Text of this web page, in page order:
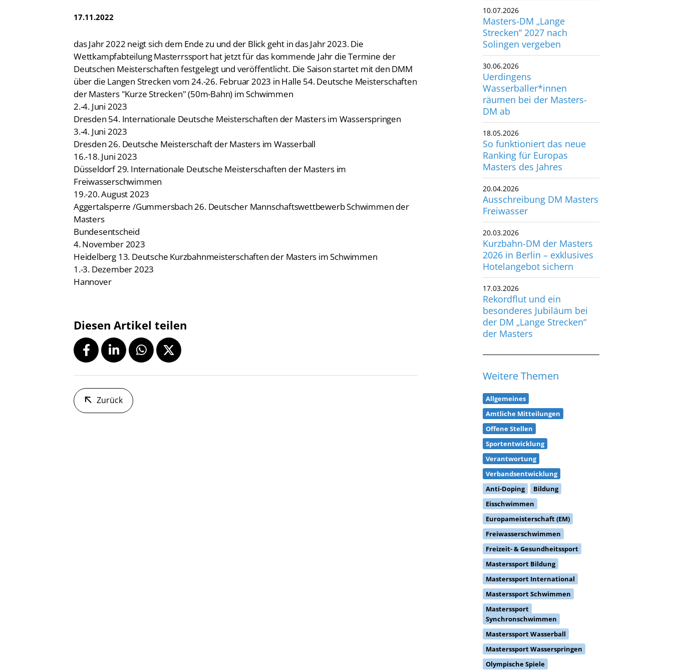
Wettkampfabteilung Masterrssport hat jetzt für das kommende Jahr die Termine der
Deutschen Meisterschaften festgelegt und veröffentlicht. Die Saison startet mit den DMM
über die Langen Strecken vom 24.-26. Februar 2023 in Halle 54. Deutsche Meisterschaften
der Masters "Kurze Strecken" (50m-Bahn) im Schwimmen
2.-4. Juni 2023
Dresden 54. Internationale Deutsche Meisterschaften der Masters im Wasserspringen
3.-4. Juni 2023
Dresden 26. Deutsche Meisterschaft der Masters im Wasserball
16.-18. Juni 2023
Düsseldorf 29. Internationale Deutsche Meisterschaften der Masters im
Freiwasserschwimmen
19.-20. August 2023
Aggertalsperre /Gummersbach 26. Deutscher Mannschaftswettbewerb Schwimmen der
Masters
Bundesentscheid
4. November 2023
Heidelberg 13. Deutsche Kurzbahnmeisterschaften der Masters im Schwimmen
1.-3. Dezember 2023
Hannover
Zurück
Masters-DM „Lange
Strecken“ 2027 nach
Solingen vergeben
30.06.2026
Uerdingens
Wasserballer*innen
räumen bei der Masters-
DM ab
So funktioniert das neue
Ranking für Europas
Masters des Jahres
Ausschreibung DM Masters
Freiwasser
Kurzbahn-DM der Masters
2026 in Berlin – exklusives
Hotelangebot sichern
17.03.2026
Rekordflut und ein
besonderes Jubiläum bei
der DM „Lange Strecken“
der Masters
Amtliche Mitteilungen
Offene Stellen
Sportentwicklung
Verantwortung
Verbandsentwicklung
Anti-Doping
Bildung
Eisschwimmen
Europameisterschaft (EM)
Freiwasserschwimmen
Freizeit- & Gesundheitssport
Masterssport Bildung
Masterssport International
Masterssport Schwimmen
Masterssport
Synchronschwimmen
Masterssport Wasserball
Masterssport Wasserspringen
Olympische Spiele
Schwimmen